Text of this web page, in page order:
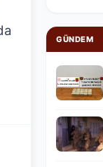
GÜNDEM